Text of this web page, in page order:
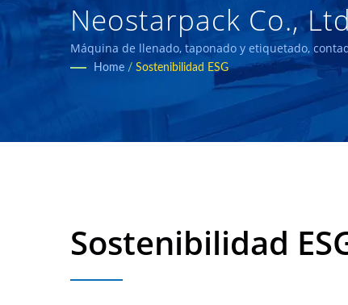
Neostarpack Co.,
Máquina de llenado, taponado y etiquetado,
Home / Sostenibilidad ESG
Sostenibilidad